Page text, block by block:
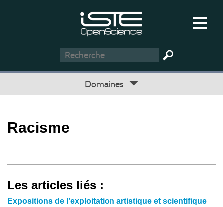
Domaines
Racisme
Les articles liés :
Expositions de l’exploitation artistique et scientifique